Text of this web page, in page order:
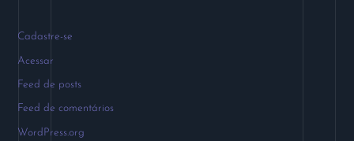
Cadastre-se
Acessar
Feed de posts
Feed de comentários
WordPress.org